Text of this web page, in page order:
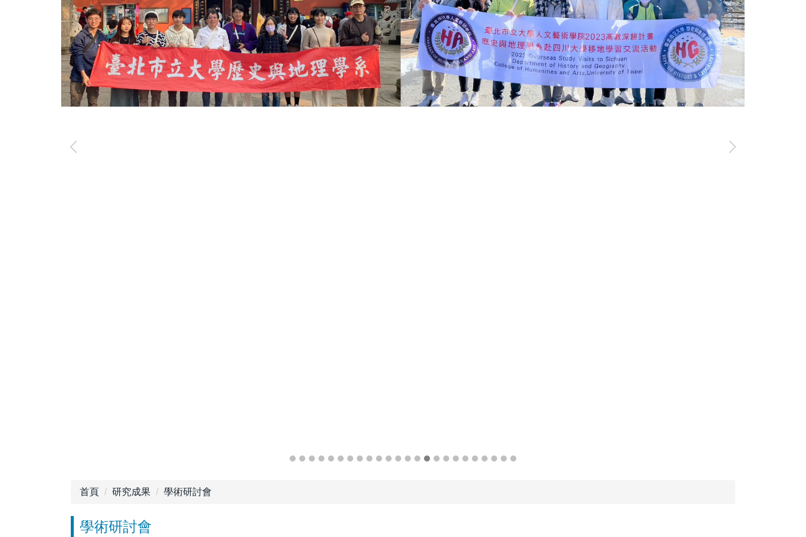
首頁 研究成果 學術研討會
學術研討會